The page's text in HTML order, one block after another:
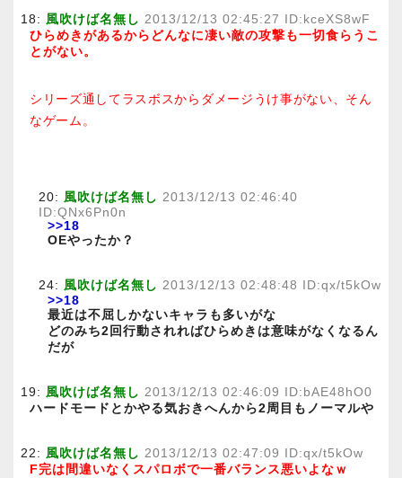
18: 風吹けば名無し 2013/12/13 02:45:27 ID:kceXS8wF
ひらめきがあるからどんなに凄い敵の攻撃も一切食らうこ
とがない。
シリーズ通してラスボスからダメージうけ事がない、そん
なゲーム。
20: 風吹けば名無し 2013/12/13 02:46:40
ID:QNx6Pn0n
>>18
OEやったか？
24: 風吹けば名無し 2013/12/13 02:48:48 ID:qx/t5kOw
>>18
最近は不屈しかないキャラも多いがな
どのみち2回行動されればひらめきは意味がなくなるん
だが
19: 風吹けば名無し 2013/12/13 02:46:09 ID:bAE48hO0
ハードモードとかやる気おきへんから2周目もノーマルや
22: 風吹けば名無し 2013/12/13 02:47:09 ID:qx/t5kOw
F完は間違いなくスパロボで一番バランス悪いよなｗ